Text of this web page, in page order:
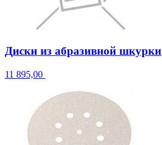
Диски из абразивной шкурки
11 895,00